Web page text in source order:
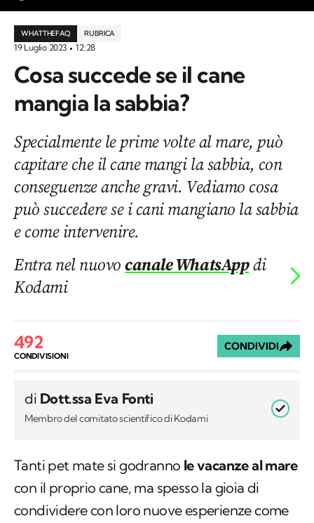
WHATTHEFAQ RUBRICA
19 Luglio 2023 12:28
Cosa succede se il cane
mangia la sabbia?
Specialmente le prime volte al mare, può
capitare che il cane mangi la sabbia, con
conseguenze anche gravi. Vediamo cosa
può succedere se i cani mangiano la sabbia
e come intervenire.
Entra nel nuovocanale WhatsAppdi
Kodami
492
CONDIVISIONI
CONDIVIDI
di Dott.ssa Eva Fonti
Membro del comitato scientifico di Kodami
Tanti pet mate si godranno le vacanze al mare
con il proprio cane, ma spesso la gioia di
condividere con loro nuove esperienze come